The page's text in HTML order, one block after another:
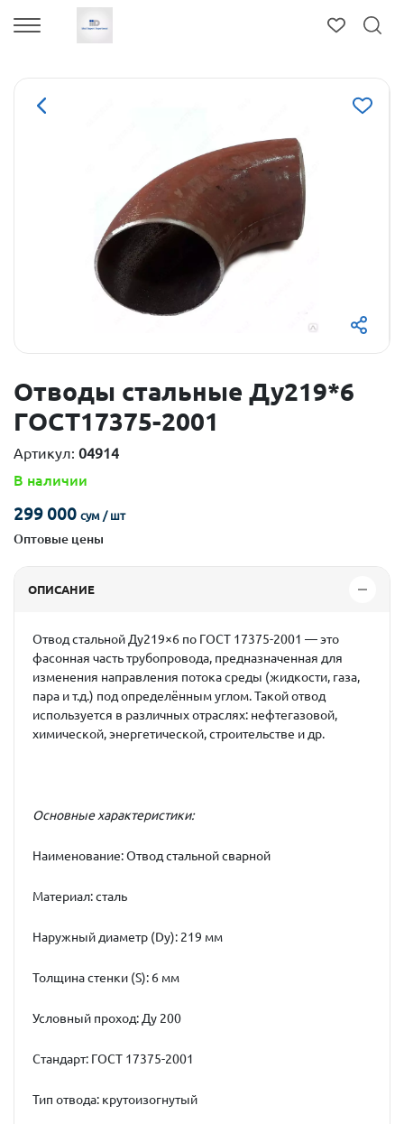
Отводы стальные Ду219*6
ГОСТ17375-2001
Артикул: 04914
В наличии
299 000 сум / шт
Оптовые цены
ОПИСАНИЕ
Отвод стальной Ду219×6 по ГОСТ 17375-2001 — это
фасонная часть трубопровода, предназначенная для
изменения направления потока среды (жидкости, газа,
пара и т.д.) под определённым углом. Такой отвод
используется в различных отраслях: нефтегазовой,
химической, энергетической, строительстве и др.
Основные характеристики:
Наименование:Отвод стальной сварной
Материал:сталь
Наружный диаметр (Dу): 219 мм
Толщина стенки (S): 6 мм
Условный проход: Ду 200
Стандарт: ГОСТ 17375-2001
Тип отвода: крутоизогнутый